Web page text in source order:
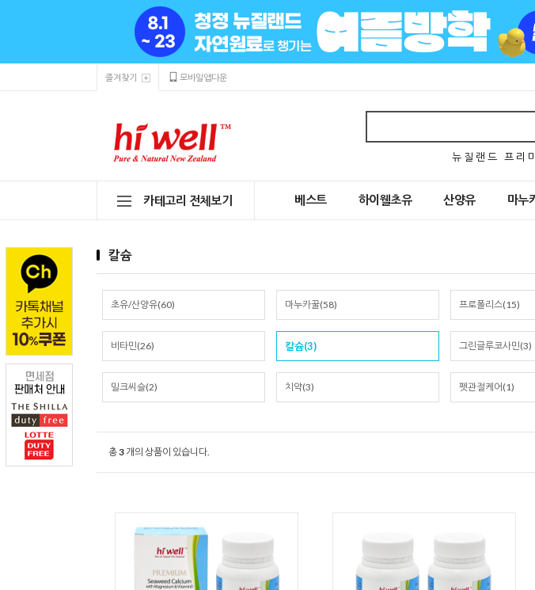
즐겨찾기 모바일앱다운
뉴 질 랜 드 프 리
카테고리 전체보기 베스트 하이웰초유 산양유 마누
칼슘
초유/산양유(60) 마누카꿀(58) 프로폴리스(15)
비타민(26) 칼슘(3) 그린글루코사민(3)
밀크씨슬(2) 치약(3) 펫관절케어(1)
총3 개의 상품이 있습니다.